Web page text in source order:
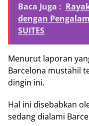
Baca Juga :
dengan
SUITES
Menurut laporan
Barcelona mustahil
dingin ini.
Hal ini disebabkan
sedang dialami